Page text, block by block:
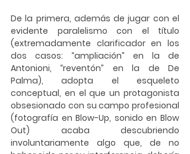
De la primera, además de jugar con el
evidente paralelismo con el título
(extremadamente clarificador en los
dos casos: “ampliación” en la de
Antonioni, “reventón” en la de De
Palma), adopta el esqueleto
conceptual, en el que un protagonista
obsesionado con su campo profesional
(fotografía en Blow-Up, sonido en Blow
Out) acaba descubriendo
involuntariamente algo que, de no